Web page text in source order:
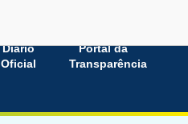
Diário
Oficial
Portal da
Transparência